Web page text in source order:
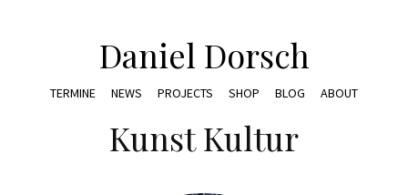
Daniel Dorsch
TERMINE NEWS PROJECTS SHOP BLOG ABOUT
Kunst Kultur